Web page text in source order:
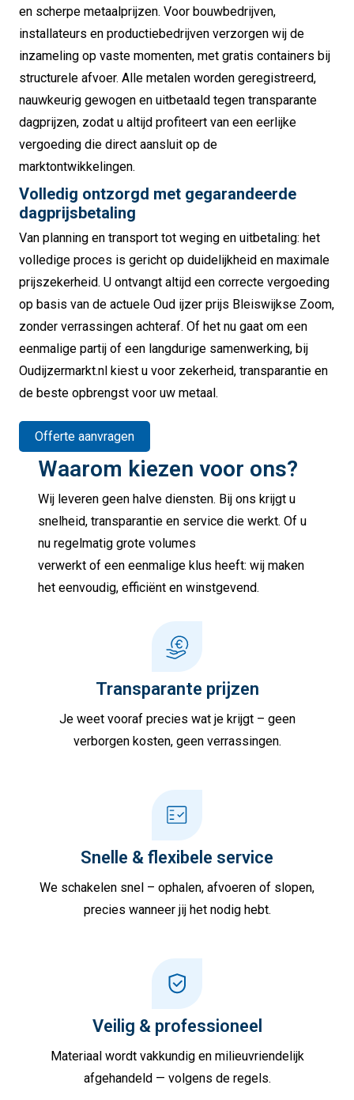
en scherpe metaalprijzen. Voor bouwbedrijven,
installateurs en productiebedrijven verzorgen wij de
inzameling op vaste momenten, met gratis containers bij
structurele afvoer. Alle metalen worden geregistreerd,
nauwkeurig gewogen en uitbetaald tegen transparante
dagprijzen, zodat u altijd profiteert van een eerlijke
vergoeding die direct aansluit op de
marktontwikkelingen.
Volledig ontzorgd met gegarandeerde
dagprijsbetaling
Van planning en transport tot weging en uitbetaling: het
volledige proces is gericht op duidelijkheid en maximale
prijszekerheid. U ontvangt altijd een correcte vergoeding
op basis van de actuele Oud ijzer prijs Bleiswijkse Zoom,
zonder verrassingen achteraf. Of het nu gaat om een
eenmalige partij of een langdurige samenwerking, bij
Oudijzermarkt.nl kiest u voor zekerheid, transparantie en
de beste opbrengst voor uw metaal.
Offerte aanvragen
Waarom kiezen voor ons?
Wij leveren geen halve diensten. Bij ons krijgt u
snelheid, transparantie en service die werkt. Of u
nu regelmatig grote volumes
verwerkt of een eenmalige klus heeft: wij maken
het eenvoudig, efficiënt en winstgevend.
Transparante prijzen
Je weet vooraf precies wat je krijgt – geen
verborgen kosten, geen verrassingen.
Snelle & flexibele service
We schakelen snel – ophalen, afvoeren of slopen,
precies wanneer jij het nodig hebt.
Veilig & professioneel
Materiaal wordt vakkundig en milieuvriendelijk
afgehandeld — volgens de regels.